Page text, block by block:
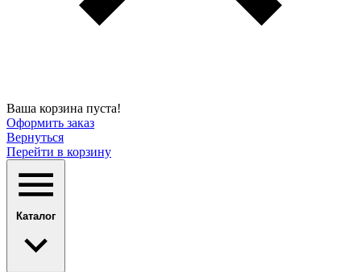
Ваша корзина пуста!
Оформить заказ
Вернуться
Перейти в корзину
Каталог